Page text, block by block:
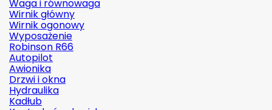
Waga i równowaga
Wirnik główny
Wirnik ogonowy
Wyposażenie
Robinson R66
Autopilot
Awionika
Drzwi i okna
Hydraulika
Kadłub